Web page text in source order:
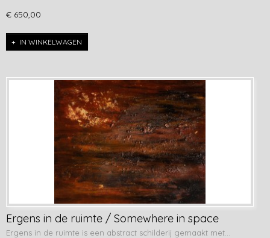
€ 650,00
IN WINKELWAGEN
Ergens in de ruimte / Somewhere in space
Ergens in de ruimte is een abstract schilderij gemaakt met…